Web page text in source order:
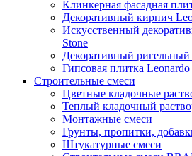
Клинкерная фасадная
Декоративный кирпич
Искусственный
Stone
Декоративный
Гипсовая плитка Leonardo
Строительные смеси
Цветные кладочные
Теплый кладочный
Монтажные смеси
Грунты, пропитки,
Штукатурные смеси